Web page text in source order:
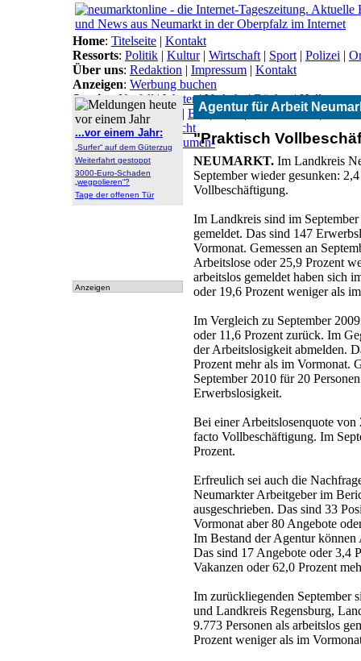
Agentur für Arbeit
"Praktisch
NEUMARKT. Im Landkreis
September wieder gesunken:
Vollbeschäftigung.
Im Landkreis sind im
gemeldet. Das sind 147
Vormonat. Gemessen an
Arbeitslose oder 25,9 Prozent
arbeitslos gemeldet haben sich
oder 19,6 Prozent weniger als
Im Vergleich zu September
oder 11,6 Prozent zurück. Im
der Arbeitslosigkeit abmelden.
Prozent mehr als im Vormonat.
September 2010 für 20
Erwerbslosigkeit.
Bei einer Arbeitslosenquote
facto Vollbeschäftigung. Im
Prozent.
Erfreulich sei auch die
Neumarkter Arbeitgeber im
ausgeschrieben. Das sind 33
Vormonat aber 80 Angebote
Im Bestand der Agentur können
Das sind 17 Angebote oder 3,4
Vakanzen oder 62,0 Prozent
Im zurückliegenden September
und Landkreis Regensburg,
9.773 Personen als arbeitslos
Prozent weniger als im
...vor einem Jahr:
„Surfer“ auf dem Güterzug
Weiterfahrt gestoppt
3000-Euro-Schaden
„wegpolieren“?
Tage der offenen Tür
Anzeigen
Home: Titelseite | Kontakt
Ressorts: Politik | Kultur| Wirtschaft | Sport | Polizei |
Über uns: Redaktion | Impressum | Kontakt
Anzeigen: Werbung buchen
Service: Notfall | Wetter|Verkehr|Bücher|Hallo
Themen:Arbeitsamt | BN|CSU| Freie Wähler|
Lokal-Links:Übersicht
Archiv:Archiv|Dokumen-
tationen